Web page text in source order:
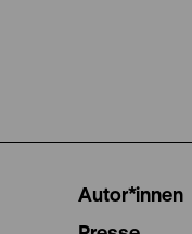
Autor*innen